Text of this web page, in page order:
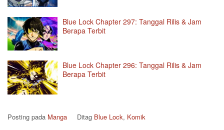
Blue Lock Chapter 297: Tanggal Rilis & Jam
Berapa Terbit
Blue Lock Chapter 296: Tanggal Rilis & Jam
Berapa Terbit
Posting pada Manga Ditag Blue Lock, Komik